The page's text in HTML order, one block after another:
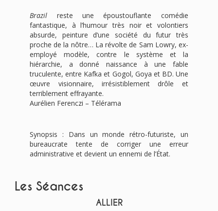
Brazil reste une époustouflante comédie
fantastique, à l’humour très noir et volontiers
absurde, peinture d’une société du futur très
proche de la nôtre… La révolte de Sam Lowry, ex-
employé modèle, contre le système et la
hiérarchie, a donné naissance à une fable
truculente, entre Kafka et Gogol, Goya et BD. Une
œuvre ­visionnaire, irrésistiblement drôle et
terriblement effrayante.
Aurélien Ferenczi – Télérama
Synopsis : Dans un monde rétro-futuriste, un
bureaucrate tente de corriger une erreur
administrative et devient un ennemi de l’État.
Les Séances
ALLIER